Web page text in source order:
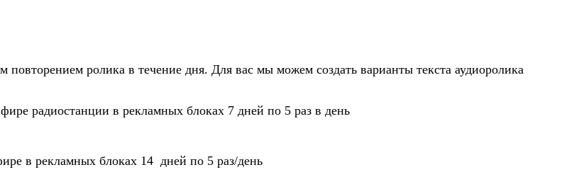
ролика в течение дня. Для вас мы можем создать варианты текста аудиоролика
радиостанции в рекламных блоках 7 дней по 5 раз в день
в рекламных блоках 14 дней по 5 раз/день